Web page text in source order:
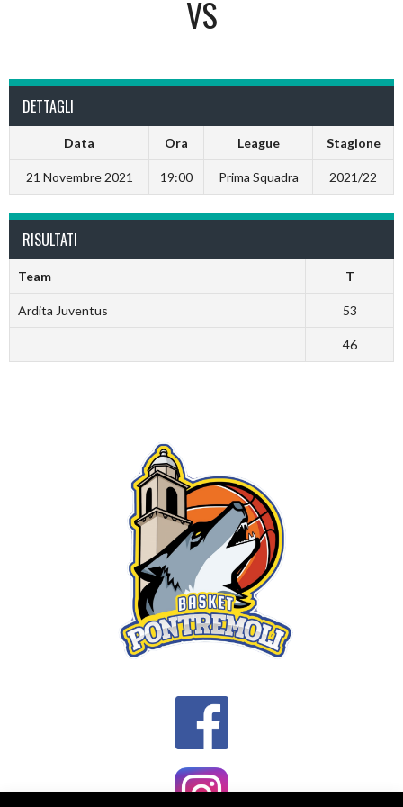
VS
DETTAGLI
Data Ora League Stagione
21 Novembre 2021 19:00 Prima Squadra 2021/22
RISULTATI
Team T
Ardita Juventus 53
46